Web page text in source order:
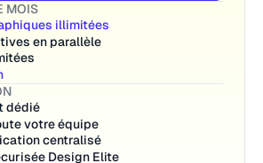
MOIS
illimitées
en parallèle
dédié
votre équipe
centralisé
Design Elite